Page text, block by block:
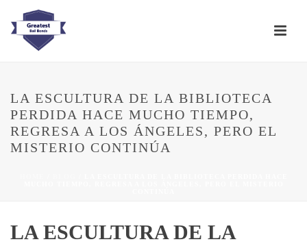
LA ESCULTURA DE LA BIBLIOTECA
PERDIDA HACE MUCHO TIEMPO,
REGRESA A LOS ÁNGELES, PERO EL
MISTERIO CONTINÚA
LA ESCULTURA DE LA